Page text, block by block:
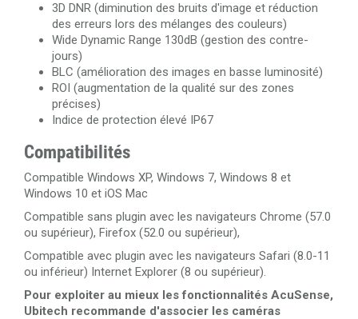
3D DNR (diminution des bruits d'image et réduction
des erreurs lors des mélanges des couleurs)
Wide Dynamic Range 130dB (gestion des contre-
jours)
BLC (amélioration des images en basse luminosité)
ROI (augmentation de la qualité sur des zones
précises)
Indice de protection élevé IP67
Compatibilités
Compatible Windows XP, Windows 7, Windows 8 et
Windows 10 et iOS Mac
Compatible sans plugin avec les navigateurs Chrome (57.0
ou supérieur), Firefox (52.0 ou supérieur),
Compatible avec plugin avec les navigateurs Safari (8.0-11
ou inférieur) Internet Explorer (8 ou supérieur).
Pour exploiter au mieux les fonctionnalités AcuSense,
Ubitech recommande d'associer les caméras